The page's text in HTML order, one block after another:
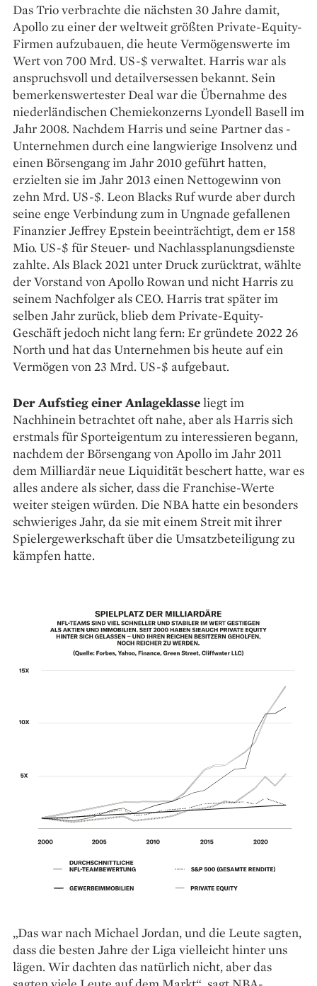
Das Trio verbrachte die nächsten 30 Jahre damit,
Apollo zu einer der weltweit ­größten ­Private-Equity-
Firmen aufzubauen, die heute Vermögenswerte im
Wert von 700 Mrd. US-$ verwaltet. Harris war als
anspruchsvoll und ­detailversessen bekannt. Sein
bemerkens­wertester Deal war die Übernahme des
niederländischen Chemiekonzerns Lyondell Basell im
Jahr 2008. Nachdem Harris und seine Partner das ­
Unternehmen durch eine langwierige Insolvenz und
­einen Börsengang im Jahr 2010 geführt hatten,
erzielten sie im Jahr 2013 einen Nettogewinn von
zehn Mrd. US-$. Leon Blacks Ruf wurde aber durch
seine enge Verbindung zum in Ungnade gefallenen
Finanzier Jeffrey Epstein beeinträchtigt, dem er 158
Mio. US-$ für Steuer- und Nachlass­planungsdienste
zahlte. Als Black 2021 unter Druck zurücktrat, wählte
der Vorstand von Apollo Rowan und nicht Harris zu
seinem Nachfolger als CEO. Harris trat später im
selben Jahr zurück, blieb dem Private-Equity-
Geschäft jedoch nicht lang fern: Er gründete 2022 26
North und hat das Unternehmen bis heute auf ein
Vermögen von 23 Mrd. US-$ aufgebaut.
Der Aufstieg einer Anlageklasseliegt im
Nachhinein betrachtet oft nahe, aber als ­Harris sich
erstmals für Sporteigentum zu ­interessieren begann,
nachdem der Börsengang von Apollo im Jahr 2011
dem Milliardär neue Liquidität beschert hatte, war es
alles andere als sicher, dass die Franchise-Werte
weiter steigen würden. Die NBA hatte ein besonders
schwieriges Jahr, da sie mit einem Streit mit ihrer
Spielergewerkschaft über die Umsatzbeteiligung zu
kämpfen hatte.
„Das war nach Michael Jordan, und die Leute sagten,
dass die besten Jahre der Liga vielleicht hinter uns
lägen. Wir dachten das natürlich nicht, aber das